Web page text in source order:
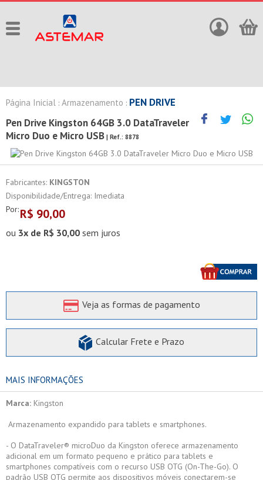
Página Inicial : Armazenamento : PEN DRIVE
Pen Drive Kingston 64GB 3.0 DataTraveler
Micro Duo e Micro USB | Ref.: 8878
Fabricantes: KINGSTON
Disponibilidade/Entrega: Imediata
Por:R$ 90,00
ou 3x de R$ 30,00 sem juros
Veja as formas de pagamento
Calcular Frete e Prazo
MAIS INFORMAÇÕES
Marca: Kingston
Armazenamento expandido para tablets e smartphones.
- O DataTraveler® microDuo da Kingston oferece armazenamento
adicional em um formato pequeno e prático para tablets e
smartphones compatíveis com o recurso USB OTG (On-The-Go). O
padrão USB OTG permite aos dispositivos móveis conectarem-se